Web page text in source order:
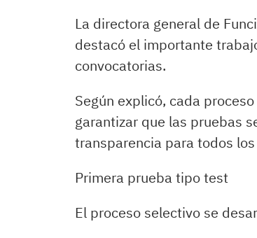
La directora general de
destacó el importante
convocatorias.
Según explicó, cada
garantizar que las pruebas
transparencia para todos
Primera prueba tipo test
El proceso selectivo se